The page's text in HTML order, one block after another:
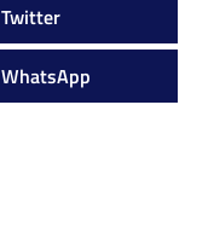
Twitter
WhatsApp